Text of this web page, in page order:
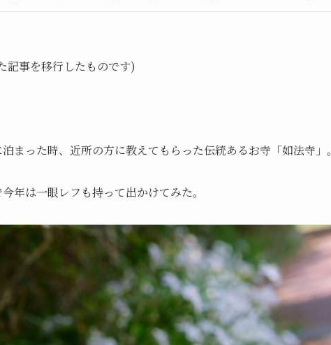
記事を移行したものです)
まった時、近所の方に教えてもらった伝統あるお寺「如法寺」。
年は一眼レフも持って出かけてみた。